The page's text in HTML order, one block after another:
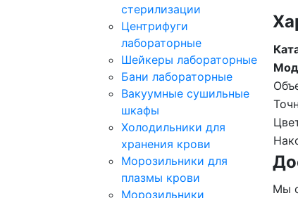
стерилизации
Центрифуги
лабораторные
Шейкеры лабораторные
Бани лабораторные
Вакуумные сушильные
шкафы
Холодильники для
хранения крови
Морозильники для
плазмы крови
Морозильники
Мы